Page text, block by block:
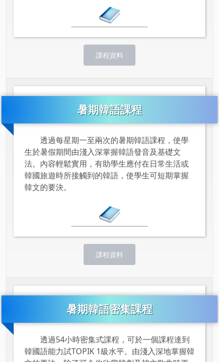
課程資料
暑期韓語課程
透過每星期一至兩次的暑期韓語課程，使學
生於暑假期間由淺入深掌握韓語發音及基礎文
法。內容輕鬆實用，有助學生應付在日常生活或
韓國旅遊時所接觸到的韓語，使學生可短期掌握
韓文的要決。
課程資料
暑期韓語密集課程
透過54小時密集式課程，可於一個課程達到
韓國語能力試TOPIK 1級水平。由淺入深地掌握韓